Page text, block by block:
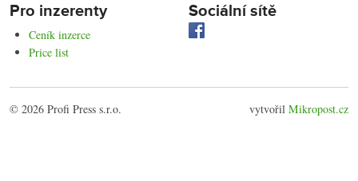
Pro inzerenty
Ceník inzerce
Price list
Sociální sítě
© 2026 Profi Press s.r.o. vytvořil Mikropost.cz